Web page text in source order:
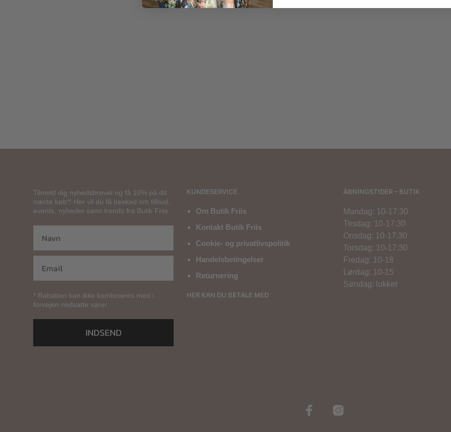
Tilmeld dig nyhedsbrevet og få 10% på dit
næste køb*! Her vil du få besked om tilbud,
events, nyheder samt trends fra Butik Friis.
* Rabatten kan ikke kombineres med i
forvejen nedsatte varer.
INDSEND
KUNDESERVICE
Om Butik Friis
Kontakt Butik Friis
Cookie- og privatlivspolitik
Handelsbetingelser
Returnering
HER KAN DU BETALE MED
ÅBNINGSTIDER – BUTIK
Mandag: 10-17:30
Tirsdag: 10-17:30
Onsdag: 10-17:30
Torsdag: 10-17:30
Fredag: 10-18
Lørdag: 10-15
Søndag: lukket